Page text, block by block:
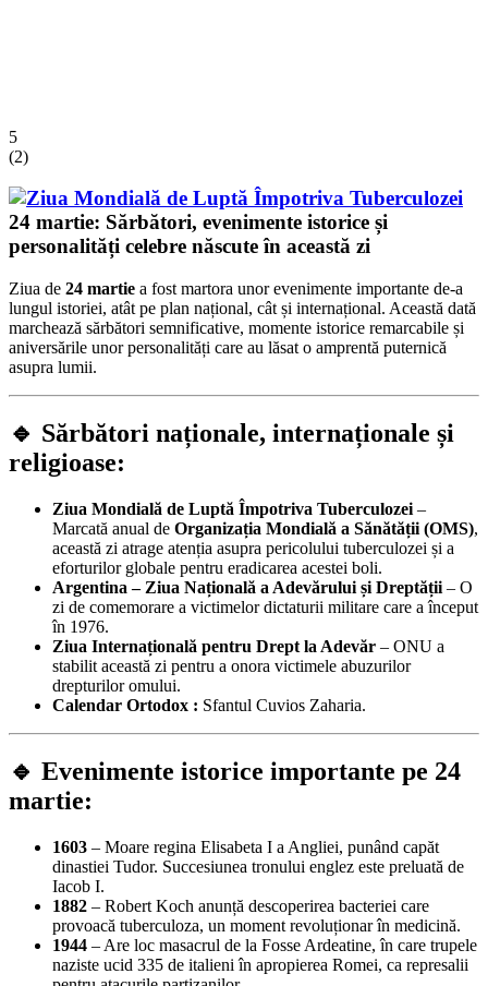
5
(2)
24 martie: Sărbători, evenimente istorice și
personalități celebre născute în această zi
Ziua de 24 martie a fost martora unor evenimente importante de-a
lungul istoriei, atât pe plan național, cât și internațional. Această dată
marchează sărbători semnificative, momente istorice remarcabile și
aniversările unor personalități care au lăsat o amprentă puternică
asupra lumii.
🔹 Sărbători naționale, internaționale și
religioase:
Ziua Mondială de Luptă Împotriva Tuberculozei –
Marcată anual de Organizația Mondială a Sănătății (OMS),
această zi atrage atenția asupra pericolului tuberculozei și a
eforturilor globale pentru eradicarea acestei boli.
Argentina – Ziua Națională a Adevărului și Dreptății – O
zi de comemorare a victimelor dictaturii militare care a început
în 1976.
Ziua Internațională pentru Drept la Adevăr – ONU a
stabilit această zi pentru a onora victimele abuzurilor
drepturilor omului.
Calendar Ortodox : Sfantul Cuvios Zaharia.
🔹 Evenimente istorice importante pe 24
martie:
1603 – Moare regina Elisabeta I a Angliei, punând capăt
dinastiei Tudor. Succesiunea tronului englez este preluată de
Iacob I.
1882 – Robert Koch anunță descoperirea bacteriei care
provoacă tuberculoza, un moment revoluționar în medicină.
1944 – Are loc masacrul de la Fosse Ardeatine, în care trupele
naziste ucid 335 de italieni în apropierea Romei, ca represalii